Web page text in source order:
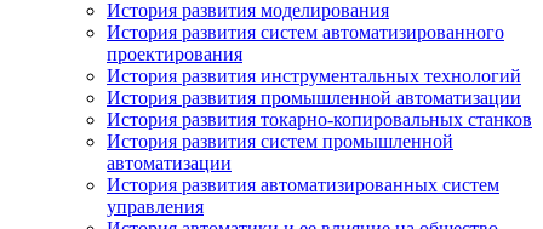
История развития моделирования
История развития систем автоматизированного
проектирования
История развития инструментальных технологий
История развития промышленной автоматизации
История развития токарно-копировальных станков
История развития систем промышленной
автоматизации
История развития автоматизированных систем
управления